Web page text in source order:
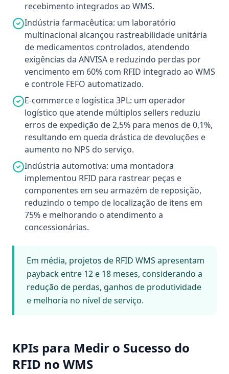
recebimento integrados ao WMS.
Indústria farmacêutica: um laboratório
multinacional alcançou rastreabilidade unitária
de medicamentos controlados, atendendo
exigências da ANVISA e reduzindo perdas por
vencimento em 60% com RFID integrado ao WMS
e controle FEFO automatizado.
E-commerce e logística 3PL: um operador
logístico que atende múltiplos sellers reduziu
erros de expedição de 2,5% para menos de 0,1%,
resultando em queda drástica de devoluções e
aumento no NPS do serviço.
Indústria automotiva: uma montadora
implementou RFID para rastrear peças e
componentes em seu armazém de reposição,
reduzindo o tempo de localização de itens em
75% e melhorando o atendimento a
concessionárias.
Em média, projetos de RFID WMS apresentam
payback entre 12 e 18 meses, considerando a
redução de perdas, ganhos de produtividade
e melhoria no nível de serviço.
KPIs para Medir o Sucesso do
RFID no WMS